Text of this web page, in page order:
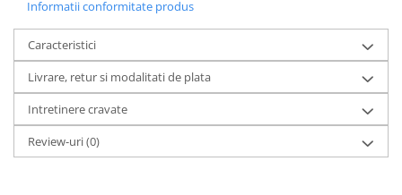
Informatii conformitate produs
Caracteristici
Livrare, retur si modalitati de plata
Intretinere cravate
Review-uri(0)